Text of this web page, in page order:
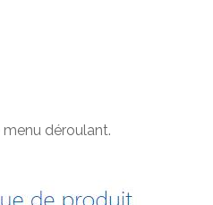
déroulant.